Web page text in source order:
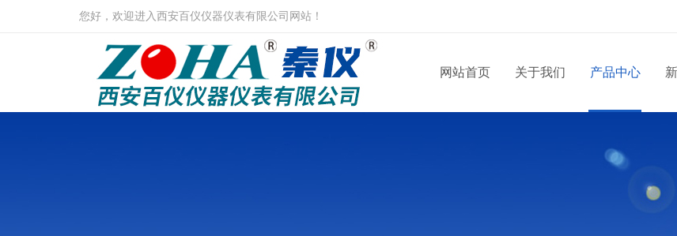
您好，欢迎进入西安百仪仪器仪表有限公司网站！
网站首页 关于我们 产品中心